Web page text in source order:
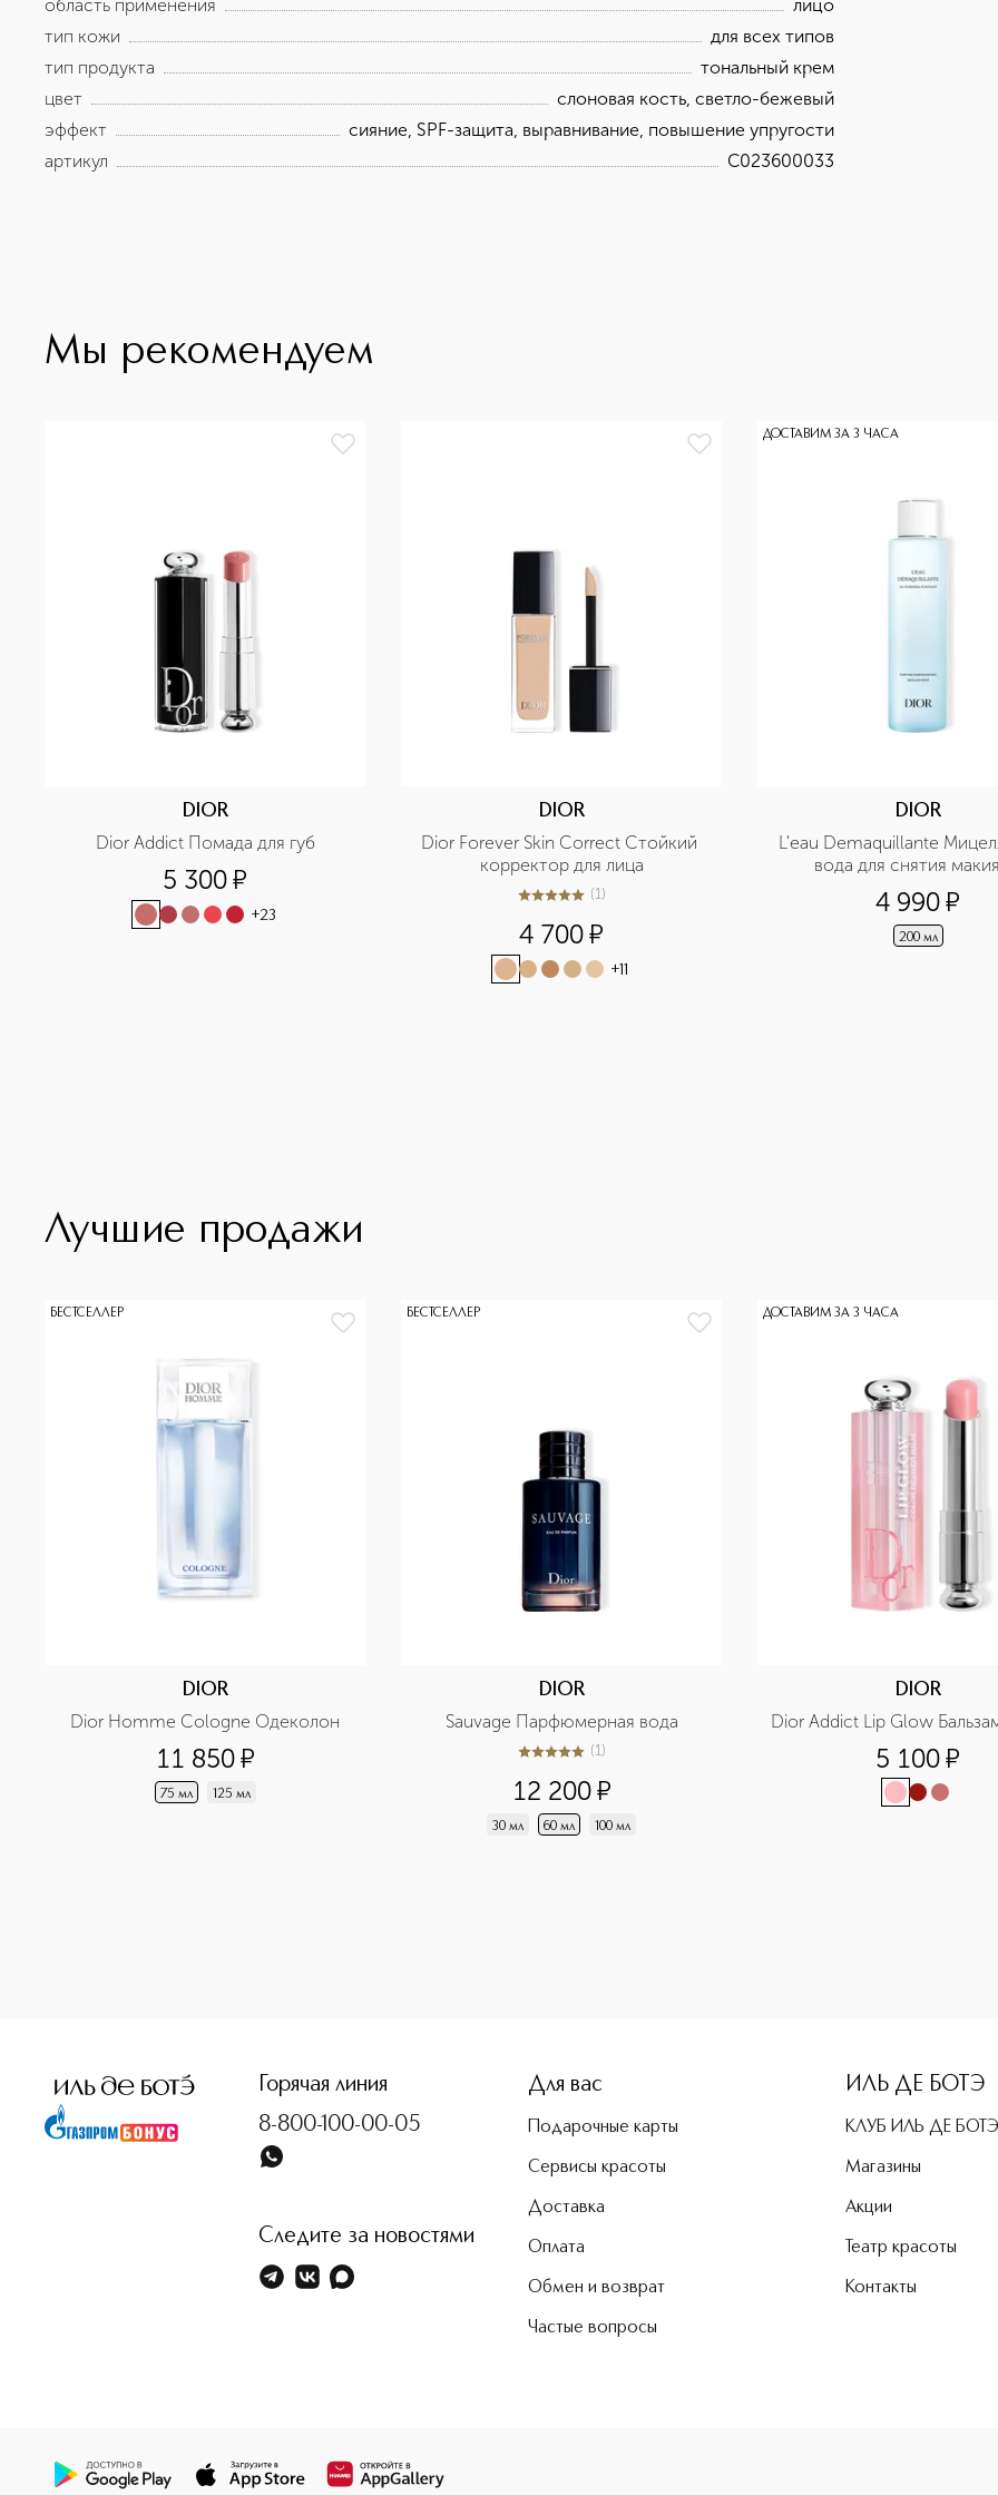
область применения
лицо
тип кожи
для всех типов
тип продукта
тональный крем
цвет
слоновая кость, светло-бежевый
эффект
сияние, SPF-защита, выравнивание, повышение упругости
артикул
C023600033
Мы рекомендуем
DIOR
Dior Addict Помада для губ
5 300¤
+23
DIOR
Dior Forever Skin Correct Стойкий
корректор для лица
5из 51 (1)
4 700¤
+11
ДОСТАВИМ ЗА 3 ЧАСА
DIOR
L'eau Demaquillante
вода для снятия
4 990¤
200 мл
Лучшие продажи
БЕСТСЕЛЛЕР
DIOR
Dior Homme Cologne Одеколон
11 850¤
75 мл 125 мл
БЕСТСЕЛЛЕР
DIOR
Sauvage Парфюмерная вода
5из 51 (1)
12 200¤
30 мл 60 мл 100 мл
ДОСТАВИМ ЗА 3 ЧАСА
DIOR
Dior Addict Lip Glow
5 100¤
Горячая линия
8-800-100-00-05
Следите за новостями
Для вас
Подарочные карты
Сервисы красоты
Доставка
Оплата
Обмен и возврат
Частые вопросы
ИЛЬ ДЕ БОТЭ
КЛУБ ИЛЬ ДЕ БОТЭ
Магазины
Акции
Театр красоты
Контакты